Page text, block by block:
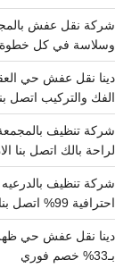
وسلاسة في كل خطوة
الفك والتركيب اتصل
لراحة بالك اتصل بنا
احترافية 99% اتصل بنا الان
دينا نقل عفش حي
بـ33% خصم فوري